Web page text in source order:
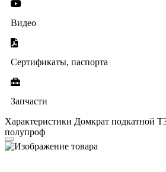
Видео
Сертификаты, паспорта
Запчасти
Характеристики Домкрат подкатной
полупроф